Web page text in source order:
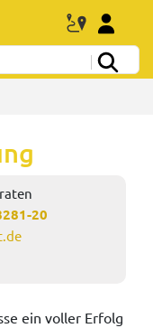
20
ein voller Erfolg